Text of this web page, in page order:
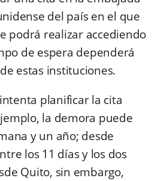
del país en el que
podrá realizar accediendo
de espera dependerá
estas instituciones.
planificar la cita
la demora puede
y un año; desde
los 11 días y los dos
Quito, sin embargo,